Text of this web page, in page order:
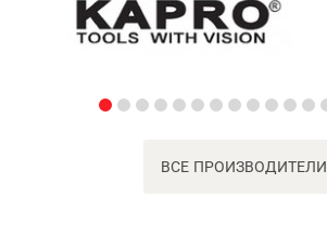
ВСЕ ПРОИЗВОДИТЕЛИ